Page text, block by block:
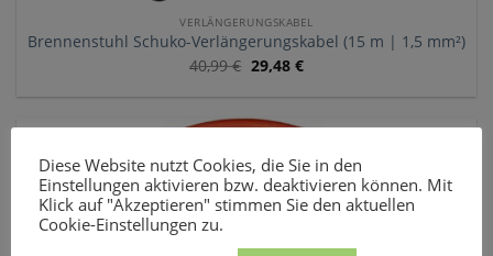
VERLÄNGERUNGSKABEL
Brennenstuhl Schuko-Verlängerungskabel (15 m | 1,5 mm²)
40,99€ 29,48 €
Diese Website nutzt Cookies, die Sie in den
Einstellungen aktivieren bzw. deaktivieren können. Mit
Klick auf "Akzeptieren" stimmen Sie den aktuellen
Cookie-Einstellungen zu.